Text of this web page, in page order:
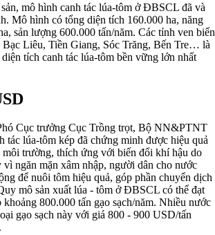
mô hình canh tác lúa-tôm ở ĐBSCL đã và
Mô hình có tổng diện tích 160.000 ha, năng
sản lượng 600.000 tấn/năm. Các tỉnh ven biển
Liêu, Tiền Giang, Sóc Trăng, Bến Tre… là
tích canh tác lúa-tôm bền vững lớn nhất
Cục trưởng Cục Trồng trọt, Bộ NN&PTNT
tác lúa-tôm kép đã chứng minh được hiệu quả
trường, thích ứng với biến đổi khí hậu do
ngăn mặn xâm nhập, người dân cho nước
để nuôi tôm hiệu quả, góp phần chuyển dịch
mô sản xuất lúa - tôm ở ĐBSCL có thể đạt
800.000 tấn gạo sạch/năm. Nhiều nước
gạo sạch này với giá 800 - 900 USD/tấn